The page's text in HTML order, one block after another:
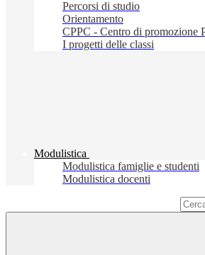
Percorsi di studio
Orientamento
CPPC - Centro di promozione
I progetti delle classi
Modulistica
Modulistica famiglie e studenti
Modulistica docenti